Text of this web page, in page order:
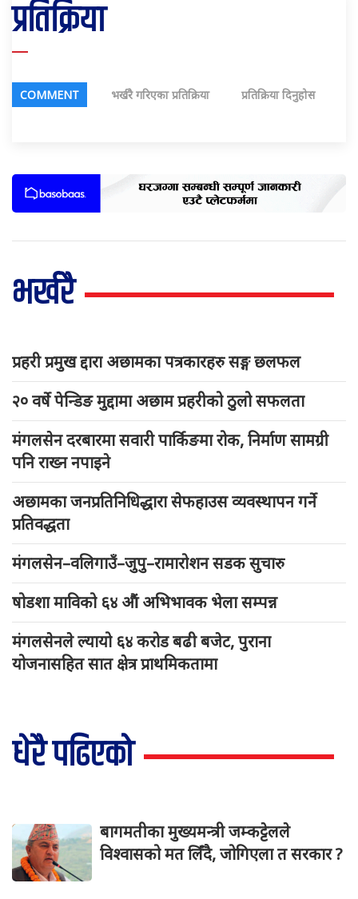
प्रतिक्रिया
COMMENT भर्खरै गरिएका प्रतिक्रिया प्रतिक्रिया दिनुहोस
भर्खरै
प्रहरी प्रमुख द्दारा अछामका पत्रकारहरु सङ्ग छलफल
२० वर्षे पेन्डिङ मुद्दामा अछाम प्रहरीको ठुलो सफलता
मंगलसेन दरबारमा सवारी पार्किङमा रोक, निर्माण सामग्री
पनि राख्न नपाइने
अछामका जनप्रतिनिधिद्धारा सेफहाउस व्यवस्थापन गर्ने
प्रतिवद्धता
मंगलसेन–वलिगाउँ–जुपु–रामारोशन सडक सुचारु
षोडशा माविको ६४ औं अभिभावक भेला सम्पन्न
मंगलसेनले ल्यायो ६४ करोड बढी बजेट, पुराना
योजनासहित सात क्षेत्र प्राथमिकतामा
धेरै पढिएको
बागमतीका मुख्यमन्त्री जम्कट्टेलले
विश्वासको मत लिँदै, जोगिएला त सरकार ?